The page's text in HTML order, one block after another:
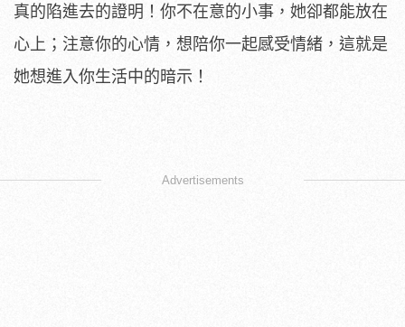
真的陷進去的證明！你不在意的小事，她卻都能放在
心上；注意你的心情，想陪你一起感受情緒，這就是
她想進入你生活中的暗示！
Advertisements